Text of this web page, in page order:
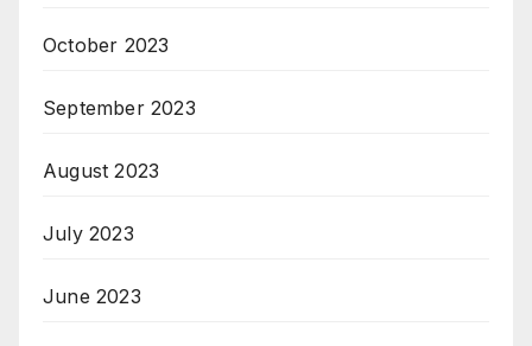
October 2023
September 2023
August 2023
July 2023
June 2023